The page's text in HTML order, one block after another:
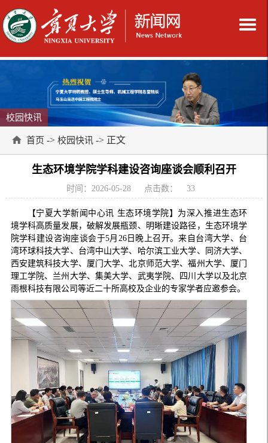
校园快讯
首页 -> 校园快讯 -> 正文
生态环境学院学科建设咨询座谈会顺利召开
时间：2026-05-28 点击数： 33
【宁夏大学新闻中心讯 生态环境学院】为深入推进生态环
境学科高质量发展，破解发展瓶颈、明晰建设路径，生态环境学
院学科建设咨询座谈会于5月26日晚上召开。来自台湾大学、台
湾环球科技大学、台湾中山大学、哈尔滨工业大学、同济大学、
西安建筑科技大学、厦门大学、北京师范大学、福州大学、厦门
理工学院、兰州大学、集美大学、武夷学院、四川大学以及北京
雨根科技有限公司等近二十所高校及企业的专家学者应邀参会。